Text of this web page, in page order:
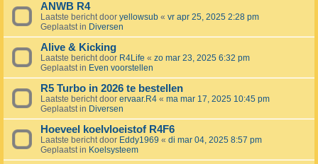
ANWB R4
Laatste bericht door yellowsub « vr apr 25, 2025 2:28 pm
Geplaatst in Diversen
Alive & Kicking
Laatste bericht door R4Life « zo mar 23, 2025 6:32 pm
Geplaatst in Even voorstellen
R5 Turbo in 2026 te bestellen
Laatste bericht door ervaar.R4 « ma mar 17, 2025 10:45 pm
Geplaatst in Diversen
Hoeveel koelvloeistof R4F6
Laatste bericht door Eddy1969 « di mar 04, 2025 8:57 pm
Geplaatst in Koelsysteem